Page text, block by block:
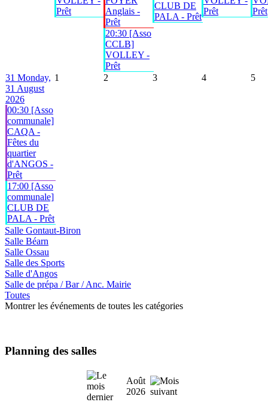
Prêt
Anglais -
Prêt
20:30 [Asso
CCLB]
VOLLEY -
Prêt
CLUB DE
PALA - Prêt
Prêt
Prêt
31 Monday,
31 August
2026
00:30 [Asso
communale]
CAQA -
Fêtes du
quartier
d'ANGOS -
Prêt
17:00 [Asso
communale]
CLUB DE
PALA - Prêt
1 2 3 4 5
Salle Gontaut-Biron
Salle Béarn
Salle Ossau
Salle des Sports
Salle d'Angos
Salle de prépa / Bar / Anc. Mairie
Toutes
Montrer les événements de toutes les catégories
Planning des salles
Août
2026